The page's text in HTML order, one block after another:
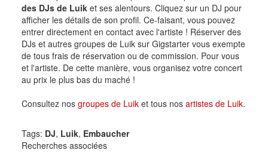
des DJs de Luiket ses alentours. Cliquez sur un DJ pour
afficher les détails de son profil. Ce-faisant, vous pouvez
entrer directement en contact avec l'artiste ! Réserver des
DJs et autres groupes de Luik sur Gigstarter vous exempte
de tous frais de réservation ou de commission. Pour vous
et l'artiste. De cette manière, vous organisez votre concert
au prix le plus bas du maché !
Consultez nos groupes de Luiket tous nos artistes de Luik.
Tags: DJ, Luik, Embaucher
Recherches associées